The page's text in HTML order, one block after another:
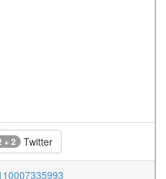
+ 2 Twitter